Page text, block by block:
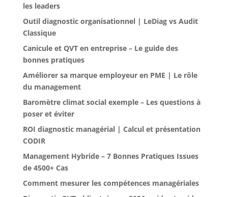
les leaders
Outil diagnostic organisationnel | LeDiag vs Audit
Classique
Canicule et QVT en entreprise – Le guide des
bonnes pratiques
Améliorer sa marque employeur en PME | Le rôle
du management
Baromètre climat social exemple – Les questions à
poser et éviter
ROI diagnostic managérial | Calcul et présentation
CODIR
Management Hybride – 7 Bonnes Pratiques Issues
de 4500+ Cas
Comment mesurer les compétences managériales